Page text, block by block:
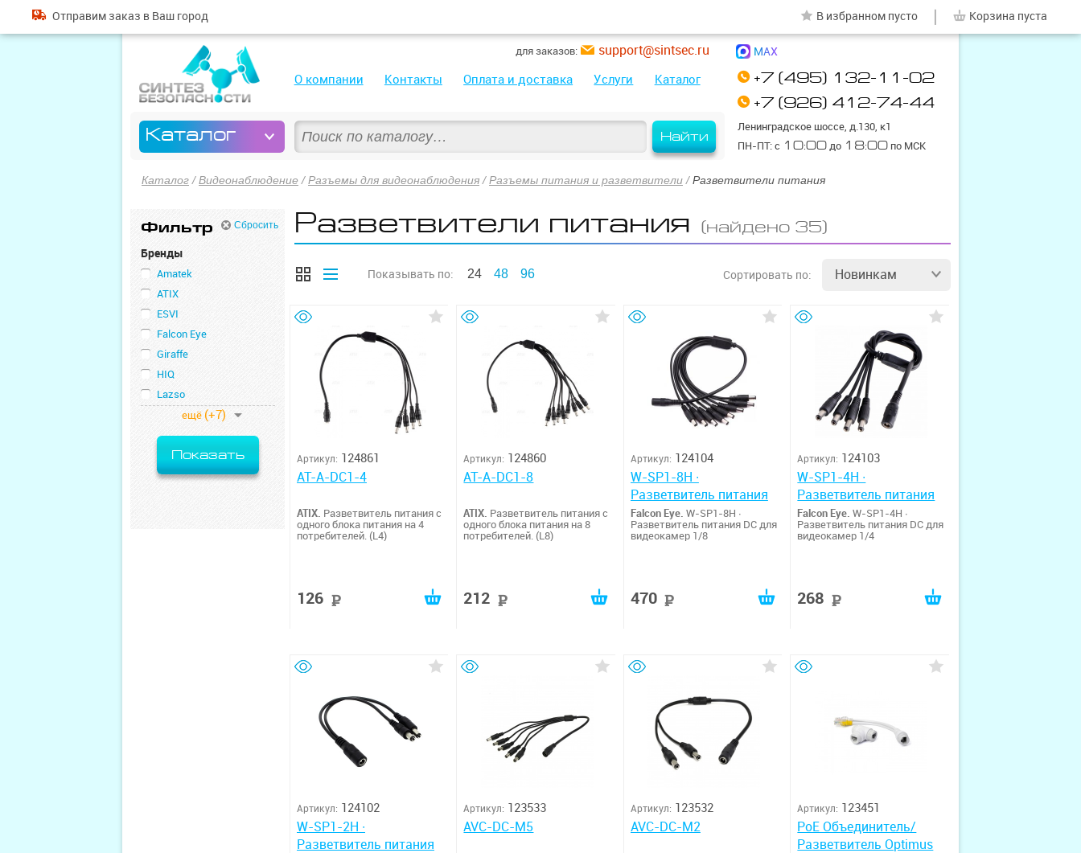
Найти
О компании Контакты Оплата и доставка Услуги Каталог
Каталог
+7 (495) 132-11-02
+7 (926) 412-74-44
Ленинградское шоссе, д.130, к1
ПН-ПТ: с 10:00 до 18:00 по МСК
для заказов: support@sintsec.ru MAX
Отправим заказ в Ваш город В избранном пусто Корзина пуста
Каталог /Видеонаблюдение /Разъемы для видеонаблюдения /Разъемы питания и разветвители /Разветвители питания
Разветвители питания (найдено 35)
Фильтр Сбросить
Бренды
Amatek
ATIX
ESVI
Falcon Eye
Giraffe
HIQ
Lazso
ещё (+7)
Показать
Показывать по: 24 48 96 Сортировать по: Новинкам
Артикул: 124861
AT-A-DC1-4
ATIX. Разветвитель питания с
одного блока питания на 4
потребителей. (L4)
126
Артикул: 124860
AT-A-DC1-8
ATIX. Разветвитель питания с
одного блока питания на 8
потребителей. (L8)
212
Артикул: 124104
W-SP1-8H ∙
Разветвитель питания
Falcon Eye. W-SP1-8H ∙
Разветвитель питания DC для
видеокамер 1/8
470
Артикул: 124103
W-SP1-4H ∙
Разветвитель питания
Falcon Eye. W-SP1-4H ∙
Разветвитель питания DC для
видеокамер 1/4
268
Артикул: 124102
W-SP1-2H ∙
Разветвитель питания
Артикул: 123533
AVC-DC-M5
Артикул: 123532
AVC-DC-M2
Артикул: 123451
PoE Объединитель/
Разветвитель Optimus